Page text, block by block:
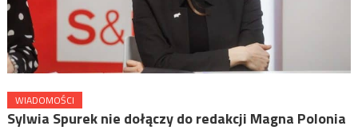
WIADOMOŚCI
Sylwia Spurek nie dołączy do redakcji Magna Polonia